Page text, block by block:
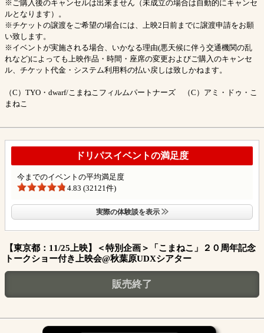
※ご購入後のキャンセルは出来ません（未成立の場合は自動的にキャンセ
ルとなります）。
※チケットの譲渡をご希望の場合には、上映2日前までに譲渡申請をお願
い致します。
※イベントが実施される場合、いかなる理由(悪天候に伴う交通機関の乱
れなど)によっても上映作品・時間・座席の変更およびご購入のキャンセ
ル、チケット代金・システム利用料の払い戻しは致しかねます。
（C）TYO・dwarf/こまねこフィルムパートナーズ （C）アミ・ドゥ・こ
まねこ
ドリパスイベントの満足度
今までのイベントの平均満足度
4.83 (32121件)
実際の体験談を表示
【東京都：11/25上映】＜特別企画＞「こまねこ」２０周年記念
トークショー付き上映会@秋葉原UDXシアター
販売終了